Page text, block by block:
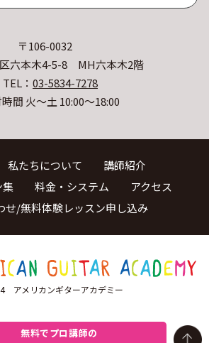
〒106-0032
六本木4-5-8 MH六本木2階
TEL： 03-5834-7278
間 火〜土 10:00〜18:00
私たちについて
講師紹介
集
料金・システム
アクセス
せ/無料体験レッスン申し込み
アメリカンギターアカデミー
無料でプロ講師の